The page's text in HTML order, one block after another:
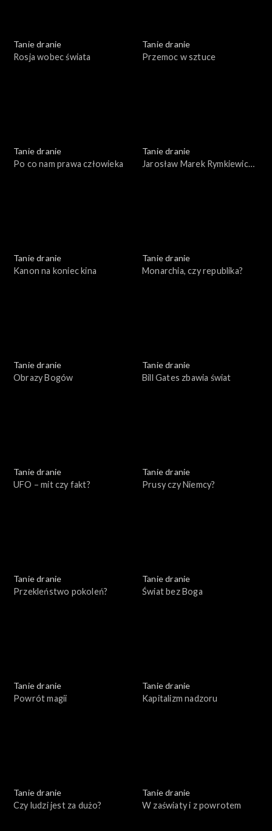
Tanie dranie
Rosja wobec świata
Tanie dranie
Przemoc w sztuce
Tanie dranie
Po co nam prawa człowieka
Tanie dranie
Jarosław Marek Rymkiewicz
Tanie dranie
Kanon na koniec kina
Tanie dranie
Monarchia, czy republika?
Tanie dranie
Obrazy Bogów
Tanie dranie
Bill Gates zbawia świat
Tanie dranie
UFO – mit czy fakt?
Tanie dranie
Prusy czy Niemcy?
Tanie dranie
Przekleństwo pokoleń?
Tanie dranie
Świat bez Boga
Tanie dranie
Powrót magii
Tanie dranie
Kapitalizm nadzoru
Tanie dranie
Czy ludzi jest za dużo?
Tanie dranie
W zaświaty i z powrotem